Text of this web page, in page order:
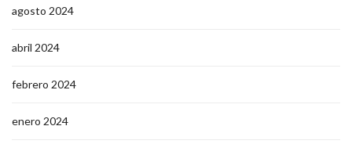
agosto 2024
abril 2024
febrero 2024
enero 2024